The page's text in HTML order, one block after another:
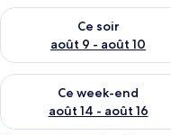
Ce soir
août 9 - août 10
Vérifier la disponibilité
Ce week-end
août 14 - août 16
Vérifier la disponibilité